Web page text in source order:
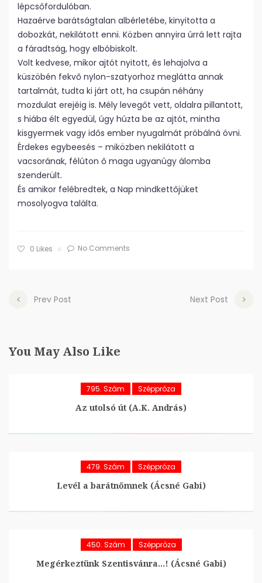
lépcsőfordulóban.
Hazaérve barátságtalan albérletébe, kinyitotta a
dobozkát, nekilátott enni. Közben annyira úrrá lett rajta
a fáradtság, hogy elbóbiskolt.
Volt kedvese, mikor ajtót nyitott, és lehajolva a
küszöbén fekvő nylon-szatyorhoz meglátta annak
tartalmát, tudta ki járt ott, ha csupán néhány
mozdulat erejéig is. Mély levegőt vett, oldalra pillantott,
s hiába élt egyedül, úgy húzta be az ajtót, mintha
kisgyermek vagy idős ember nyugalmát próbálná óvni.
Érdekes egybeesés – miközben nekilátott a
vacsorának, félúton ő maga ugyanúgy álomba
szenderült.
És amikor felébredtek, a Nap mindkettőjüket
mosolyogva találta.
0 Likes No Comments
Prev Post Next Post
You May Also Like
795. Szám Széppróza
Az utolsó út (A.K. András)
479. Szám Széppróza
Levél a barátnőmnek (Ácsné Gabi)
450. Szám Széppróza
Megérkeztünk Szentisvánra…! (Ácsné Gabi)